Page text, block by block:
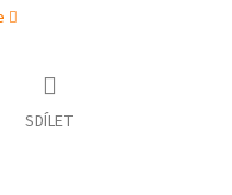
SDÍLET